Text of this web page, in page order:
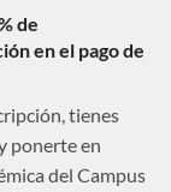
de
en el pago de
tienes
ponerte en
del Campus